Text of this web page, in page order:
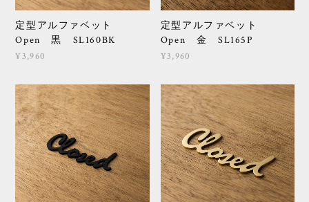
定型アルファベット
Open 黒 SL160BK
¥3,960
定型アルファベット
Open 金 SL165P
¥3,960